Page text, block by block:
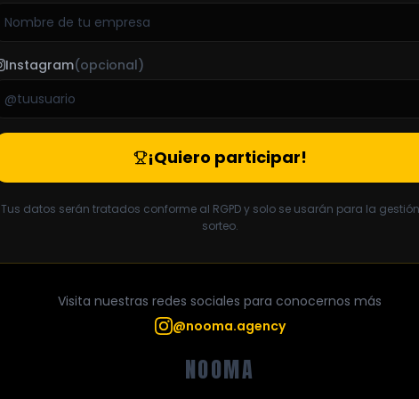
Instagram(opcional)
¡Quiero participar!
Tus datos serán tratados conforme al RGPD y solo se usarán para la
sorteo.
Visita nuestras redes sociales para conocernos más
@nooma.agency
NOOMA